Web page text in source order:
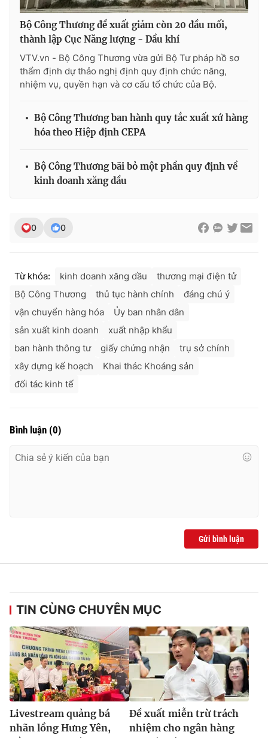
Bộ Công Thương đề xuất giảm còn 20 đầu mối,
thành lập Cục Năng lượng - Dầu khí
VTV.vn - Bộ Công Thương vừa gửi Bộ Tư pháp hồ sơ
thẩm định dự thảo nghị định quy định chức năng,
nhiệm vụ, quyền hạn và cơ cấu tổ chức của Bộ.
Bộ Công Thương ban hành quy tắc xuất xứ hàng
hóa theo Hiệp định CEPA
Bộ Công Thương bãi bỏ một phần quy định về
kinh doanh xăng dầu
0 0
Từ khóa: kinh doanh xăng dầu
thương mại điện tử
Bộ Công Thương
thủ tục hành chính
đáng chú ý
vận chuyển hàng hóa
Ủy ban nhân dân
sản xuất kinh doanh
xuất nhập khẩu
ban hành thông tư
giấy chứng nhận
trụ sở chính
xây dựng kế hoạch
Khai thác Khoáng sản
đối tác kinh tế
Bình luận (0)
Gửi bình luận
TIN CÙNG CHUYÊN MỤC
Livestream quảng bá
nhãn lồng Hưng Yên,
Đề xuất miễn trừ trách
nhiệm cho ngân hàng